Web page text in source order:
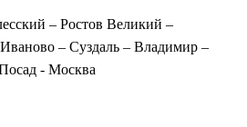
– Ростов Великий –
– Суздаль – Владимир –
- Москва